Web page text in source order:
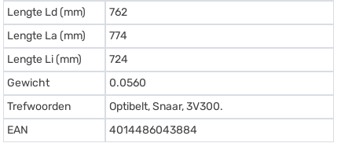
Lengte Ld (mm)
762
Lengte La (mm)
774
Lengte Li (mm)
724
Gewicht
0.0560
Trefwoorden
Optibelt, Snaar, 3V300.
EAN
4014486043884